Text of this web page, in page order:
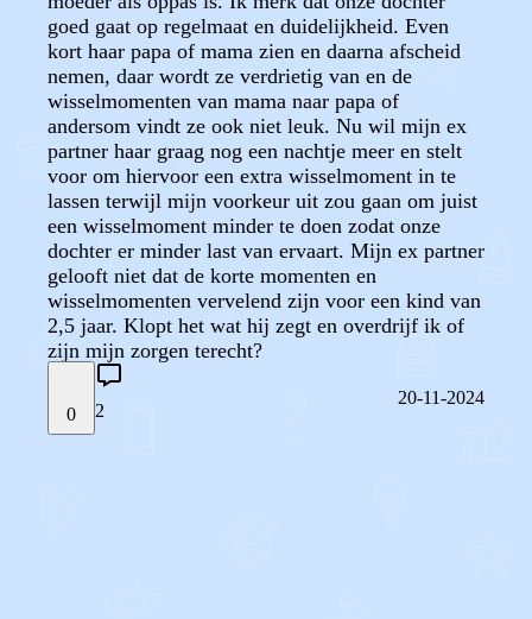
goed gaat op regelmaat en duidelijkheid. Even
kort haar papa of mama zien en daarna afscheid
nemen, daar wordt ze verdrietig van en de
wisselmomenten van mama naar papa of
andersom vindt ze ook niet leuk. Nu wil mijn ex
partner haar graag nog een nachtje meer en stelt
voor om hiervoor een extra wisselmoment in te
lassen terwijl mijn voorkeur uit zou gaan om juist
een wisselmoment minder te doen zodat onze
dochter er minder last van ervaart. Mijn ex partner
gelooft niet dat de korte momenten en
wisselmomenten vervelend zijn voor een kind van
2,5 jaar. Klopt het wat hij zegt en overdrijf ik of
zijn mijn zorgen terecht?
0 2
20-11-2024